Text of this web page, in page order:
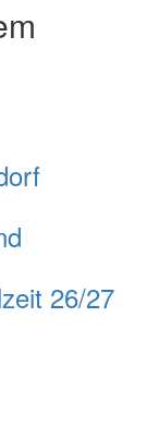
26/27